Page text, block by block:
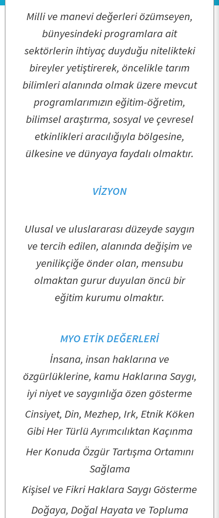
ANASAYFA
BÖLÜMLERİMİZ
ÖĞRENCİ
TOPLUMSAL KATKI
E-HİZMET
İLETİŞİM
Milli ve manevi değerleri özümseyen,
bünyesindeki programlara ait
sektörlerin ihtiyaç duyduğu nitelikteki
bireyler yetiştirerek, öncelikle tarım
bilimleri alanında olmak üzere mevcut
programlarımızın eğitim-öğretim,
bilimsel araştırma, sosyal ve çevresel
etkinlikleri aracılığıyla bölgesine,
ülkesine ve dünyaya faydalı olmaktır.
VİZYON
Ulusal ve uluslararası düzeyde saygın
ve tercih edilen, alanında değişim ve
yenilikçiğe önder olan, mensubu
olmaktan gurur duyulan öncü bir
eğitim kurumu olmaktır.
MYO ETİK DEĞERLERİ
İnsana, insan haklarına ve
özgürlüklerine, kamu Haklarına Saygı,
iyi niyet ve saygınlığa özen gösterme
Cinsiyet, Din, Mezhep, Irk, Etnik Köken
Gibi Her Türlü Ayrımcılıktan Kaçınma
Her Konuda Özgür Tartışma Ortamını
Sağlama
Kişisel ve Fikri Haklara Saygı Gösterme
Doğaya, Doğal Hayata ve Topluma